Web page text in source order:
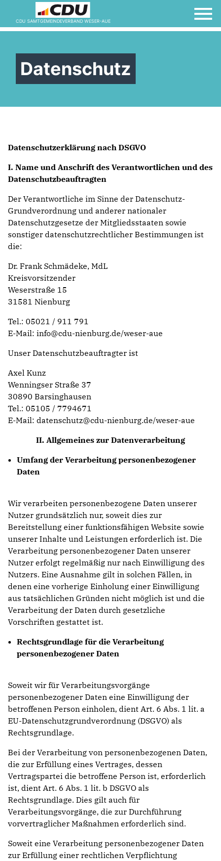
CDU SAMTGEMEINDEVERBAND WESER-AUE
Datenschutz
Datenschutzerklärung nach DSGVO
I. Name und Anschrift des Verantwortlichen und des
Datenschutzbeauftragten
Der Verantwortliche im Sinne der Datenschutz-
Grundverordnung und anderer nationaler
Datenschutzgesetze der Mitgliedsstaaten sowie
sonstiger datenschutzrechtlicher Bestimmungen ist
die:
Dr. Frank Schmädeke, MdL
Kreisvorsitzender
Weserstraße 15
31581 Nienburg
Tel.: 05021 / 911 791
E-Mail: info@cdu-nienburg.de/weser-aue
Unser Datenschutzbeauftragter ist
Axel Kunz
Wenningser Straße 37
30890 Barsinghausen
Tel.: 05105 / 7794671
E-Mail: datenschutz@cdu-nienburg.de/weser-aue
II. Allgemeines zur Datenverarbeitung
Umfang der Verarbeitung personenbezogener
Daten
Wir verarbeiten personenbezogene Daten unserer
Nutzer grundsätzlich nur, soweit dies zur
Bereitstellung einer funktionsfähigen Website sowie
unserer Inhalte und Leistungen erforderlich ist. Die
Verarbeitung personenbezogener Daten unserer
Nutzer erfolgt regelmäßig nur nach Einwilligung des
Nutzers. Eine Ausnahme gilt in solchen Fällen, in
denen eine vorherige Einholung einer Einwilligung
aus tatsächlichen Gründen nicht möglich ist und die
Verarbeitung der Daten durch gesetzliche
Vorschriften gestattet ist.
Rechtsgrundlage für die Verarbeitung
personenbezogener Daten
Soweit wir für Verarbeitungsvorgänge
personenbezogener Daten eine Einwilligung der
betroffenen Person einholen, dient Art. 6 Abs. 1 lit. a
EU-Datenschutzgrundverordnung (DSGVO) als
Rechtsgrundlage.
Bei der Verarbeitung von personenbezogenen Daten,
die zur Erfüllung eines Vertrages, dessen
Vertragspartei die betroffene Person ist, erforderlich
ist, dient Art. 6 Abs. 1 lit. b DSGVO als
Rechtsgrundlage. Dies gilt auch für
Verarbeitungsvorgänge, die zur Durchführung
vorvertraglicher Maßnahmen erforderlich sind.
Soweit eine Verarbeitung personenbezogener Daten
zur Erfüllung einer rechtlichen Verpflichtung